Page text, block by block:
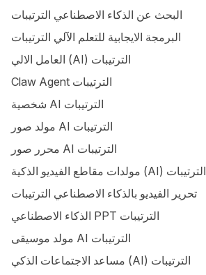
البحث عن الذكاء الاصطناعي الترتيبات
البرمجة الايجابية للتعلم الآلي الترتيبات
العامل الالي (AI) الترتيبات
Claw Agent الترتيبات
شخصية AI الترتيبات
مولد صور AI الترتيبات
محرر صور AI الترتيبات
مولدات مقاطع الفيديو الذكية (AI) الترتيبات
تحرير الفيديو بالذكاء الاصطناعي الترتيبات
الذكاء الاصطناعي PPT الترتيبات
مولد موسيقى AI الترتيبات
مساعد الاجتماعات الذكي (AI) الترتيبات